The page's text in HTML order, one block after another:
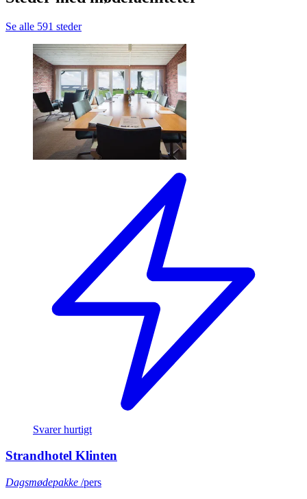
Se alle 591 steder
Svarer hurtigt
Strandhotel Klinten
Dagsmødepakke /pers